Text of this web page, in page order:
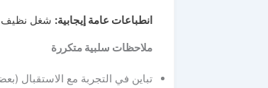
انطباعات عامة إيجابية: شغل نظيف،
ملاحظات سلبية متكررة
تباين في التجربة مع الاستقبال